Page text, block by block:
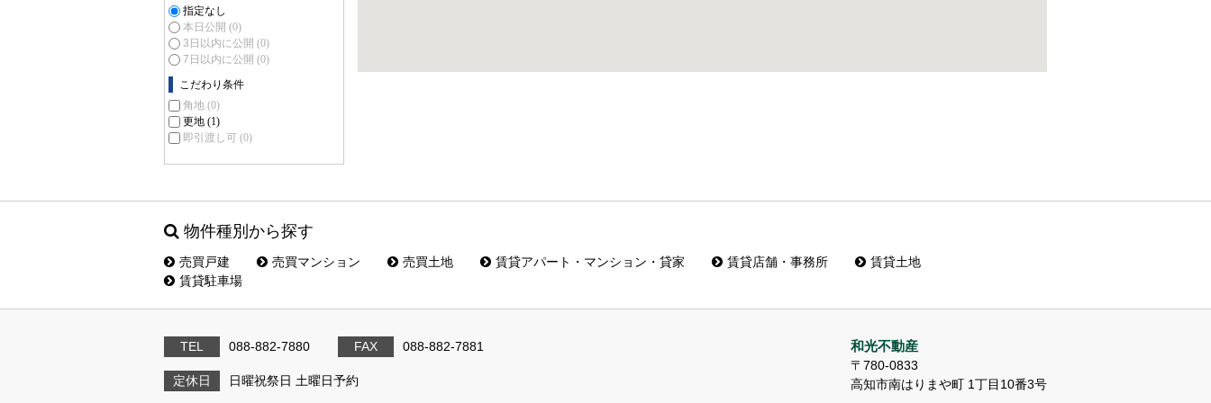
指定なし
本日公開 (0)
3日以内に公開 (0)
7日以内に公開 (0)
こだわり条件
角地 (0)
更地 (1)
即引渡し可 (0)
物件種別から探す
売買戸建 売買マンション 売買土地 賃貸アパート・マンション・貸家 賃貸店舗・事務所
賃貸土地
賃貸駐車場
和光不動産
〒780-0833
高知市南はりまや町 1丁目10番3号
TEL 088-882-7880 FAX 088-882-7881
定休日 日曜祝祭日 土曜日予約